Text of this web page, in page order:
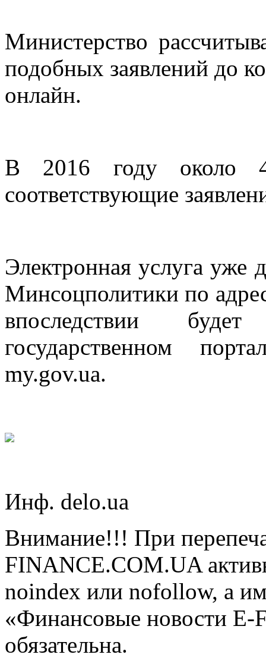
Министерство
подобных заявлений до
онлайн.
В 2016 году около
соответствующие
Электронная услуга уже
Минсоцполитики по
впоследствии
государственном
my.gov.ua.
Инф. delo.ua
Внимание!!! При
FINANCE.COM.UA
noindex или nofollow, а
«Финансовые новости
обязательна.